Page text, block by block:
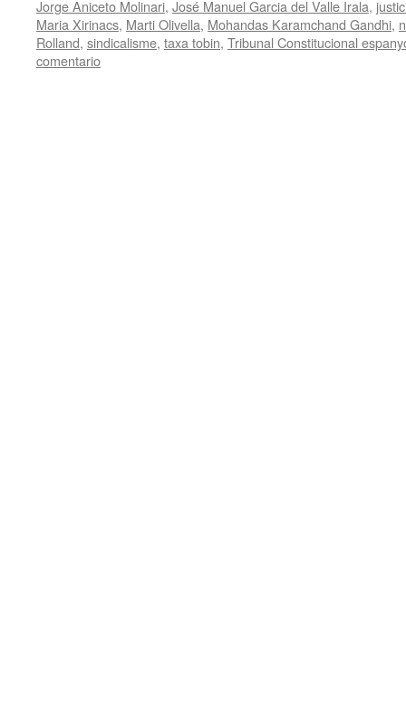
Jorge Aniceto Molinari, José Manuel Garcia del Valle Irala,
Maria Xirinacs, Marti Olivella, Mohandas Karamchand Gandhi,
Rolland, sindicalisme, taxa tobin, Tribunal Constitucional
comentario